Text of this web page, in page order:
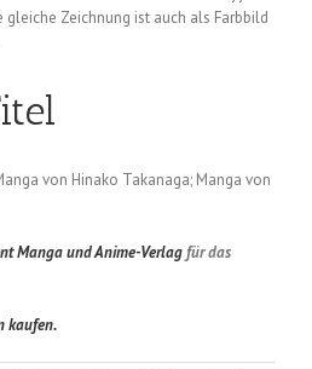
gleiche Zeichnung ist auch als Farbbild
von Hinako Takanaga; Manga von
Manga und Anime-Verlagfür das
kaufen.